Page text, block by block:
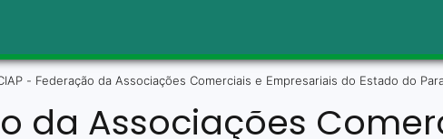
- Federação da Associações Comerciais e Empresariais do Estado do
da Associações